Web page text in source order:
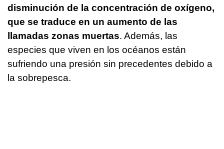
disminución de la concentración de oxígeno,
que se traduce en un aumento de las
llamadas zonas muertas. Además, las
especies que viven en los océanos están
sufriendo una presión sin precedentes debido a
la sobrepesca.